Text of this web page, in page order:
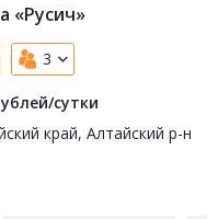
«Русич»
3
сутки
край, Алтайский р-н